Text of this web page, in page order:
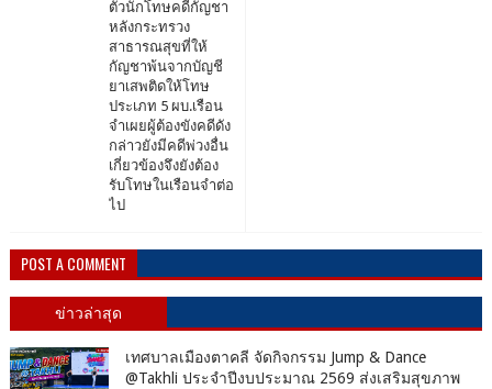
ตัวนักโทษคดีกัญชา
หลังกระทรวง
สาธารณสุขที่ให้
กัญชาพ้นจากบัญชี
ยาเสพติดให้โทษ
ประเภท 5 ผบ.เรือน
จำเผยผู้ต้องขังคดีดัง
กล่าวยังมีคดีพ่วงอื่น
เกี่ยวข้องจึงยังต้อง
รับโทษในเรือนจำต่อ
ไป
POST A COMMENT
ข่าวล่าสุด
เทศบาลเมืองตาคลี จัดกิจกรรม Jump & Dance
@Takhli ประจำปีงบประมาณ 2569 ส่งเสริมสุขภาพ